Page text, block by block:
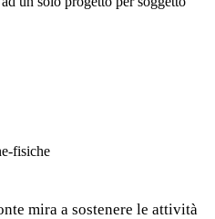
fisiche
mira a sostenere le attività